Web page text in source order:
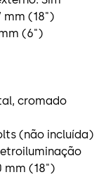
mm (18")
(6")
cromado
(não incluída)
mm (18")